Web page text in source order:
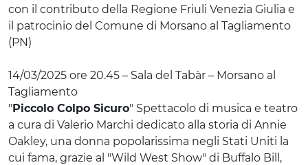
con il contributo della Regione Friuli Venezia Giulia e
il patrocinio del Comune di Morsano al Tagliamento
(PN)
14/03/2025 ore 20.45 – Sala del Tabàr – Morsano al
Tagliamento
"Piccolo Colpo Sicuro" Spettacolo di musica e teatro
a cura di Valerio Marchi dedicato alla storia di Annie
Oakley, una donna popolarissima negli Stati Uniti la
cui fama, grazie al "Wild West Show" di Buffalo Bill,